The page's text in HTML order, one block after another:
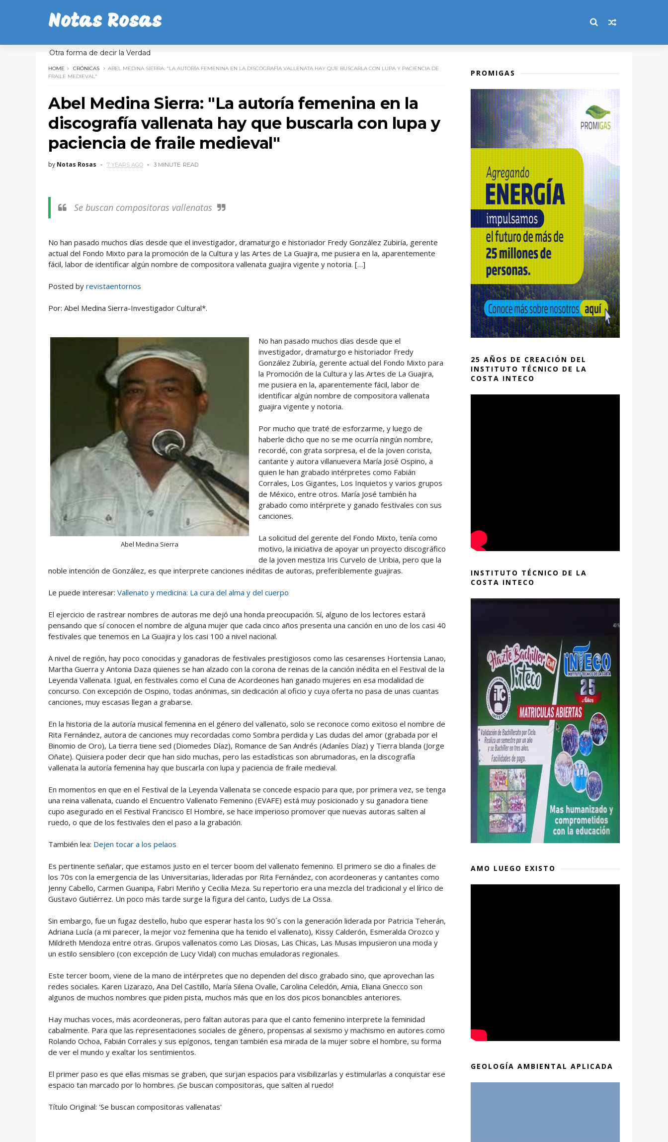
Notas Rosas
Otra forma de decir la Verdad
HOME CRÓNICAS
ABEL MEDINA SIERRA: "LA AUTORÍA FEMENINA EN LA DISCOGRAFÍA VALLENATA HAY QUE BUSCARLA CON LUPA Y PACIENCIA DE
FRAILE MEDIEVAL"
Abel Medina Sierra: "La autoría femenina en la
discografía vallenata hay que buscarla con lupa y
paciencia de fraile medieval"
by Notas Rosas 7 YEARS AGO 3 MINUTE READ
Se buscan compositoras vallenatas
No han pasado muchos días desde que el investigador, dramaturgo e historiador Fredy González Zubiría, gerente
actual del Fondo Mixto para la promoción de la Cultura y las Artes de La Guajira, me pusiera en la, aparentemente
fácil, labor de identificar algún nombre de compositora vallenata guajira vigente y notoria. […]
Posted by revistaentornos
Por: Abel Medina Sierra-Investigador Cultural*.
Abel Medina Sierra
No han pasado muchos días desde que el
investigador, dramaturgo e historiador Fredy
González Zubiría, gerente actual del Fondo Mixto para
la Promoción de la Cultura y las Artes de La Guajira,
me pusiera en la, aparentemente fácil, labor de
identificar algún nombre de compositora vallenata
guajira vigente y notoria.
Por mucho que traté de esforzarme, y luego de
haberle dicho que no se me ocurría ningún nombre,
recordé, con grata sorpresa, el de la joven corista,
cantante y autora villanuevera María José Ospino, a
quien le han grabado intérpretes como Fabián
Corrales, Los Gigantes, Los Inquietos y varios grupos
de México, entre otros. María José también ha
grabado como intérprete y ganado festivales con sus
canciones.
La solicitud del gerente del Fondo Mixto, tenía como
motivo, la iniciativa de apoyar un proyecto discográfico
de la joven mestiza Iris Curvelo de Uribia, pero que la
noble intención de González, es que interprete canciones inéditas de autoras, preferiblemente guajiras.
Le puede interesar: Vallenato y medicina: La cura del alma y del cuerpo
El ejercicio de rastrear nombres de autoras me dejó una honda preocupación. Sí, alguno de los lectores estará
pensando que sí conocen el nombre de alguna mujer que cada cinco años presenta una canción en uno de los casi 40
festivales que tenemos en La Guajira y los casi 100 a nivel nacional.
A nivel de región, hay poco conocidas y ganadoras de festivales prestigiosos como las cesarenses Hortensia Lanao,
Martha Guerra y Antonia Daza quienes se han alzado con la corona de reinas de la canción inédita en el Festival de la
Leyenda Vallenata. Igual, en festivales como el Cuna de Acordeones han ganado mujeres en esa modalidad de
concurso. Con excepción de Ospino, todas anónimas, sin dedicación al oficio y cuya oferta no pasa de unas cuantas
canciones, muy escasas llegan a grabarse.
En la historia de la autoría musical femenina en el género del vallenato, solo se reconoce como exitoso el nombre de
Rita Fernández, autora de canciones muy recordadas como Sombra perdida y Las dudas del amor (grabada por el
Binomio de Oro), La tierra tiene sed (Diomedes Díaz), Romance de San Andrés (Adaníes Díaz) y Tierra blanda (Jorge
Oñate). Quisiera poder decir que han sido muchas, pero las estadísticas son abrumadoras, en la discografía
vallenata la autoría femenina hay que buscarla con lupa y paciencia de fraile medieval.
En momentos en que en el Festival de la Leyenda Vallenata se concede espacio para que, por primera vez, se tenga
una reina vallenata, cuando el Encuentro Vallenato Femenino (EVAFE) está muy posicionado y su ganadora tiene
cupo asegurado en el Festival Francisco El Hombre, se hace imperioso promover que nuevas autoras salten al
ruedo, o que de los festivales den el paso a la grabación.
También lea: Dejen tocar a los pelaos
Es pertinente señalar, que estamos justo en el tercer boom del vallenato femenino. El primero se dio a finales de
los 70s con la emergencia de las Universitarias, lideradas por Rita Fernández, con acordeoneras y cantantes como
Jenny Cabello, Carmen Guanipa, Fabri Meriño y Cecilia Meza. Su repertorio era una mezcla del tradicional y el lírico de
Gustavo Gutiérrez. Un poco más tarde surge la figura del canto, Ludys de La Ossa.
Sin embargo, fue un fugaz destello, hubo que esperar hasta los 90´s con la generación liderada por Patricia Teherán,
Adriana Lucía (a mi parecer, la mejor voz femenina que ha tenido el vallenato), Kissy Calderón, Esmeralda Orozco y
Mildreth Mendoza entre otras. Grupos vallenatos como Las Diosas, Las Chicas, Las Musas impusieron una moda y
un estilo sensiblero (con excepción de Lucy Vidal) con muchas emuladoras regionales.
Este tercer boom, viene de la mano de intérpretes que no dependen del disco grabado sino, que aprovechan las
redes sociales. Karen Lizarazo, Ana Del Castillo, María Silena Ovalle, Carolina Celedón, Amia, Eliana Gnecco son
algunos de muchos nombres que piden pista, muchos más que en los dos picos bonancibles anteriores.
Hay muchas voces, más acordeoneras, pero faltan autoras para que el canto femenino interprete la feminidad
cabalmente. Para que las representaciones sociales de género, propensas al sexismo y machismo en autores como
Rolando Ochoa, Fabián Corrales y sus epígonos, tengan también esa mirada de la mujer sobre el hombre, su forma
de ver el mundo y exaltar los sentimientos.
El primer paso es que ellas mismas se graben, que surjan espacios para visibilizarlas y estimularlas a conquistar ese
espacio tan marcado por lo hombres. ¡Se buscan compositoras, que salten al ruedo!
Título Original: 'Se buscan compositoras vallenatas'
PROMIGAS
25 AÑOS DE CREACIÓN DEL
INSTITUTO TÉCNICO DE LA
COSTA INTECO
INSTITUTO TÉCNICO DE LA
COSTA INTECO
AMO LUEGO EXISTO
GEOLOGÍA AMBIENTAL APLICADA